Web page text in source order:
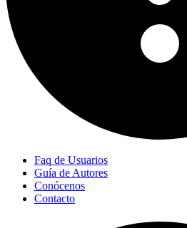
Faq de Usuarios
Guía de Autores
Conócenos
Contacto